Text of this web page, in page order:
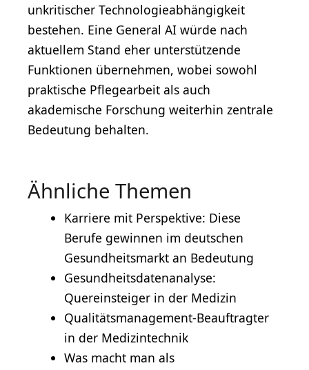
unkritischer Technologieabhängigkeit
bestehen. Eine General AI würde nach
aktuellem Stand eher unterstützende
Funktionen übernehmen, wobei sowohl
praktische Pflegearbeit als auch
akademische Forschung weiterhin zentrale
Bedeutung behalten.
Ähnliche Themen
Karriere mit Perspektive: Diese
Berufe gewinnen im deutschen
Gesundheitsmarkt an Bedeutung
Gesundheitsdatenanalyse:
Quereinsteiger in der Medizin
Qualitätsmanagement-Beauftragter
in der Medizintechnik
Was macht man als